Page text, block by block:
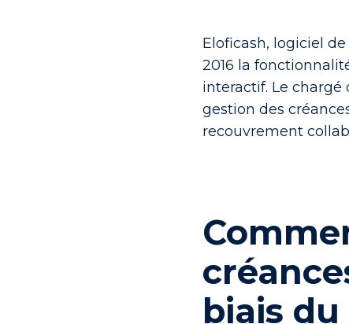
Eloficash, logiciel
2016 la
interactif. Le chargé
gestion des
recouvrement
biais